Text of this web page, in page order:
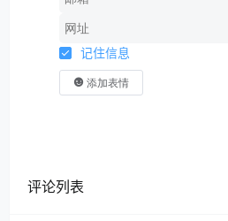
记住信息
添加表情
评论列表